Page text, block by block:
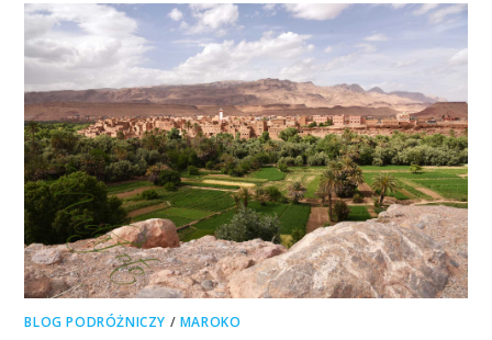
BLOG PODRÓŻNICZY / MAROKO